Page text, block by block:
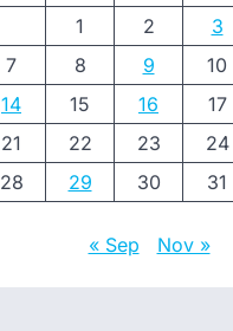
1
2 3
7 8 9 10
14 15 16 17
21 22 23 24
28 29 30 31
« Sep Nov »